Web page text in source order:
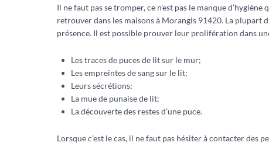
Il ne faut pas se tromper, ce n’est pas le manque
retrouver dans les maisons à Morangis 91420. La plupart
présence. Il est possible prouver leur prolifération dans
Les traces de puces de lit sur le mur;
Les empreintes de sang sur le lit;
Leurs sécrétions;
La mue de punaise de lit;
La découverte des restes d’une puce.
Lorsque c’est le cas, il ne faut pas hésiter à contacter